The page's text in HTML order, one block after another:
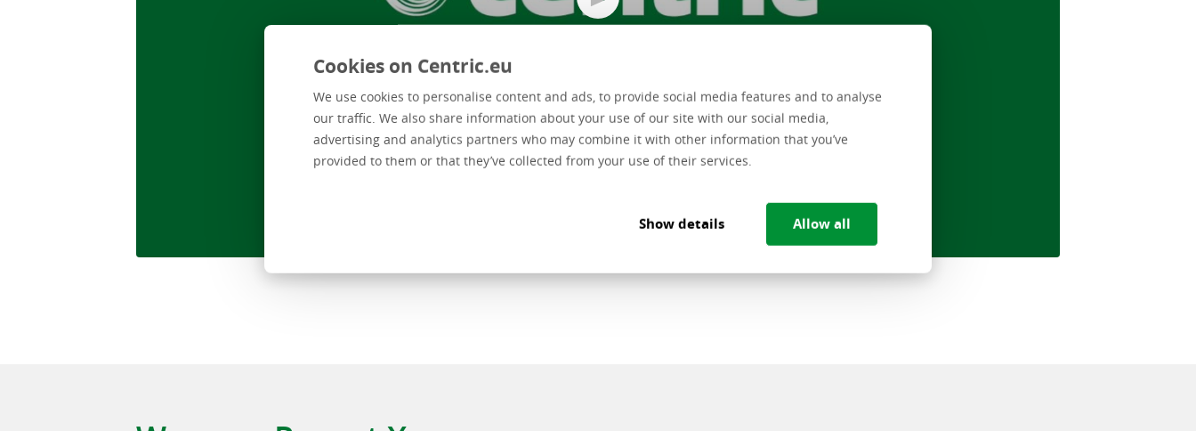
Cookies on Centric.eu
We use cookies to personalise content and ads, to provide social media features and to analyse
our traffic. We also share information about your use of our site with our social media,
advertising and analytics partners who may combine it with other information that you’ve
provided to them or that they’ve collected from your use of their services.
Show details Allow all